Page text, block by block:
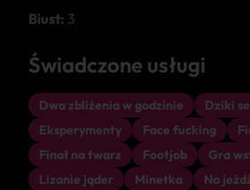
Biust: 3
Świadczone usługi
Dwa zbliżenia w godzinie
Dziki
Eksperymenty
Face fucking
Finał na twarz
Footjob
Gra
Lizanie jąder
Minetka
Na